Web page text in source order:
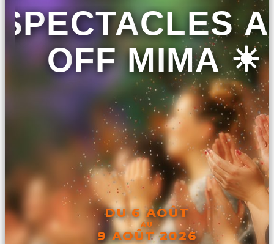
SPECTACLES
OFF MIMA ☀️
DU 6 AOÛT
AU
9 AOÛT 2026